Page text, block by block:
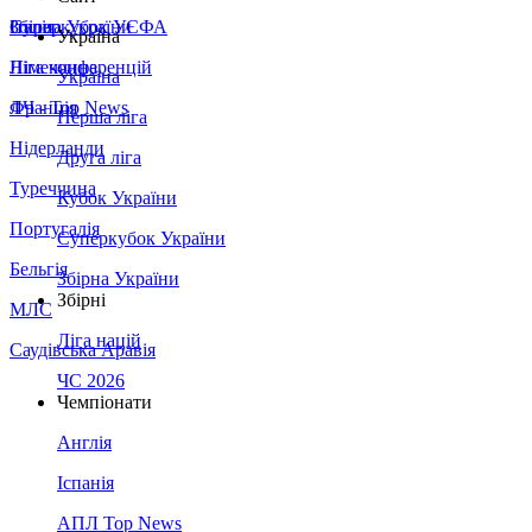
Збірна України
Італія
Німеччина
Франція
Нідерланди
Туреччина
Португалія
Бельгія
МЛС
Саудівська Аравія
Суперкубок УЄФА
Ліга конференцій
ЛЧ - Top News
Україна
Україна
Перша ліга
Друга ліга
Кубок України
Суперкубок України
Збірна України
Збірні
Ліга націй
ЧС 2026
Чемпіонати
Англія
Іспанія
АПЛ Top News